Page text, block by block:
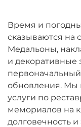
Время и
сказываются на
Медальоны,
и декоративные
обновления. Мы
услуги по
мемориалов на
долговечность